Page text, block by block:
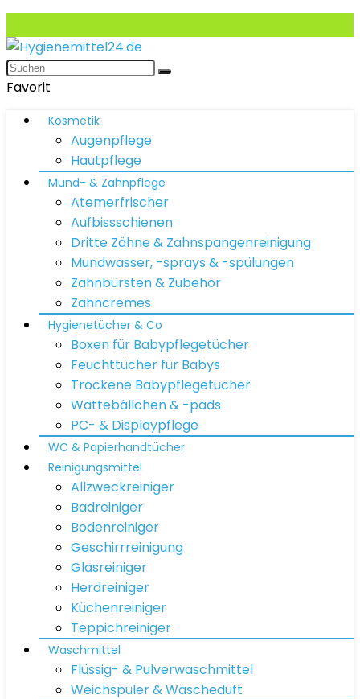
Favorit
Kosmetik
Augenpflege
Hautpflege
Mund- & Zahnpflege
Atemerfrischer
Aufbissschienen
Dritte Zähne & Zahnspangenreinigung
Mundwasser, -sprays & -spülungen
Zahnbürsten & Zubehör
Zahncremes
Hygienetücher & Co
Boxen für Babypflegetücher
Feuchttücher für Babys
Trockene Babypflegetücher
Wattebällchen & -pads
PC- & Displaypflege
WC & Papierhandtücher
Reinigungsmittel
Allzweckreiniger
Badreiniger
Bodenreiniger
Geschirrreinigung
Glasreiniger
Herdreiniger
Küchenreiniger
Teppichreiniger
Waschmittel
Flüssig- & Pulverwaschmittel
Weichspüler & Wäscheduft